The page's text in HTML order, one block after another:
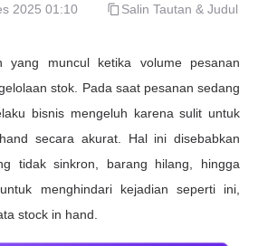
2025 01:10 Salin Tautan & Judul